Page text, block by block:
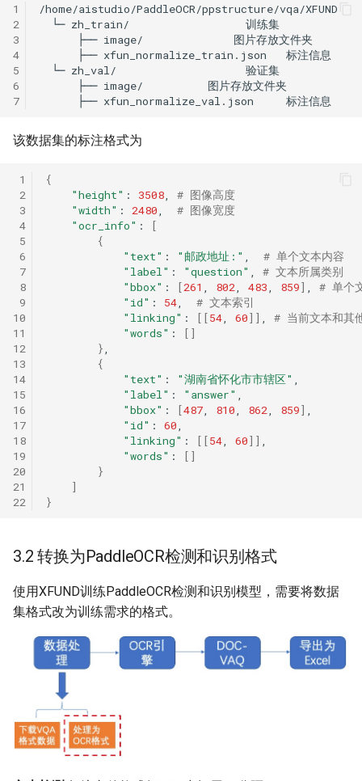
1
2
3
4
5
6
7
└─ zh_train/
├── image/
├── xfun_normalize_train.json
└─ zh_val/
├── image/
├── xfun_normalize_val.json
该数据集的标注格式为
1
2
3
4
5
6
7
8
9
10
11
12
13
14
15
16
17
18
19
20
21
22
{
"height" : 3508,
# 图像高度
"width" : 2480,
# 图像宽度
"ocr_info" :
[
{
"text" : "邮政地址:" ,
# 单个文本内容
"label" : "question" ,
# 文本所属类别
"bbox" : [261 , 802, 483, 859] ,
# 单个
"id" : 54,
# 文本索引
"linking" : [[54, 60]] ,
# 当前文本和
"words" :
[]
}
{
"text" : "湖南省怀化市市辖区"
"label" : "answer"
"bbox" : [487, 810, 862, 859]
"id" : 60
"linking" : [[54, 60]]
"words" :
[]
}
]
}
3.2 转换为PaddleOCR检测和识别格式
使用XFUND训练PaddleOCR检测和识别模型，需要将数据
集格式改为训练需求的格式。